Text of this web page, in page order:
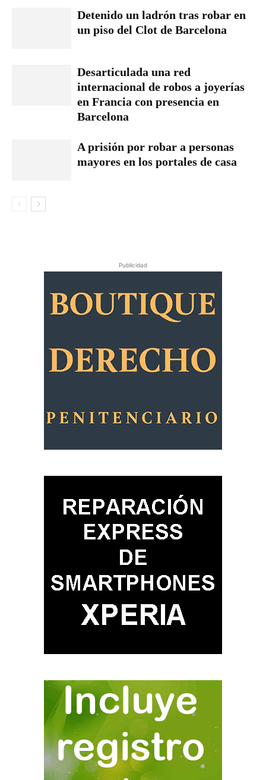
Detenido un ladrón tras robar en
un piso del Clot de Barcelona
Desarticulada una red
internacional de robos a joyerías
en Francia con presencia en
Barcelona
A prisión por robar a personas
mayores en los portales de casa
Publicidad